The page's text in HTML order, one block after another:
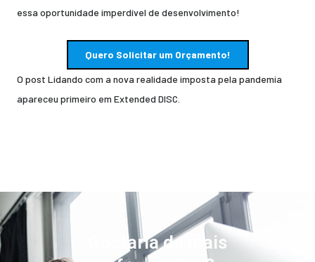
essa oportunidade imperdível de desenvolvimento!
Quero Solicitar um Orçamento!
O post Lidando com a nova realidade imposta pela pandemia
apareceu primeiro em Extended DISC
Gostaria de mais